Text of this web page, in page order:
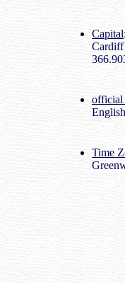
Capital
Cardiff
official
Time